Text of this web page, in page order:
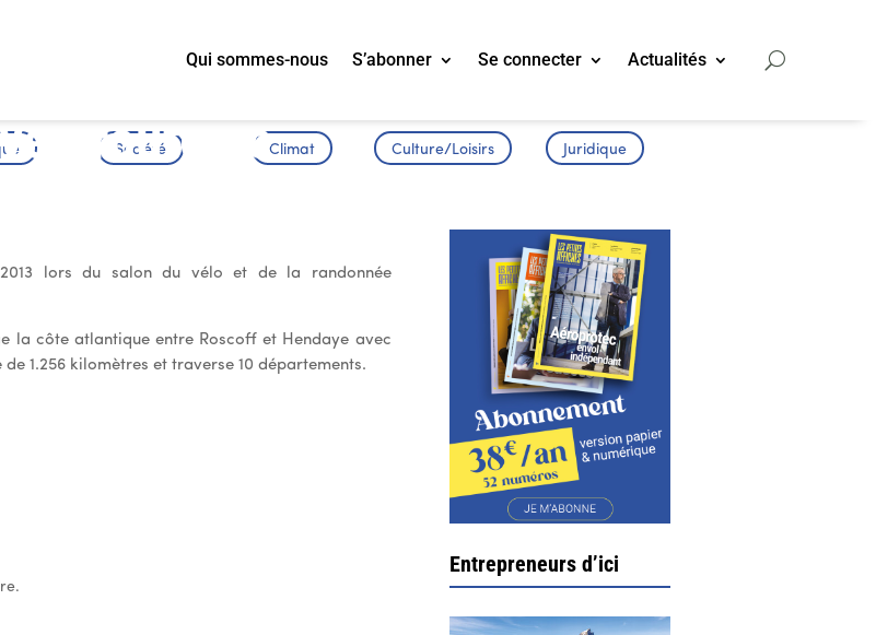
Qui sommes-nous S’abonner Se connecter Actualités
Société Climat Culture/Loisirs Juridique
de
lors du salon du vélo et de la randonnée
la côte atlantique entre Roscoff et Hendaye avec
1.256 kilomètres et traverse 10 départements.
Entrepreneurs d’ici